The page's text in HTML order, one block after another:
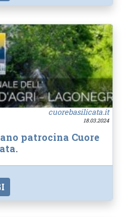
cuorebasilicata.it
18.03.2024
patrocina Cuore